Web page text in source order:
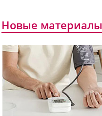
Новые материалы